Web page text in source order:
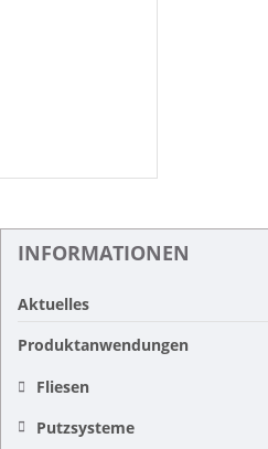
INFORMATIONEN
Aktuelles
Produktanwendungen
Fliesen
Putzsysteme